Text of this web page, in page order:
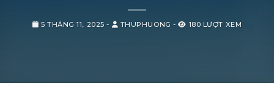
5 THÁNG 11, 2025 - THUPHUONG - 180 LƯỢT XEM